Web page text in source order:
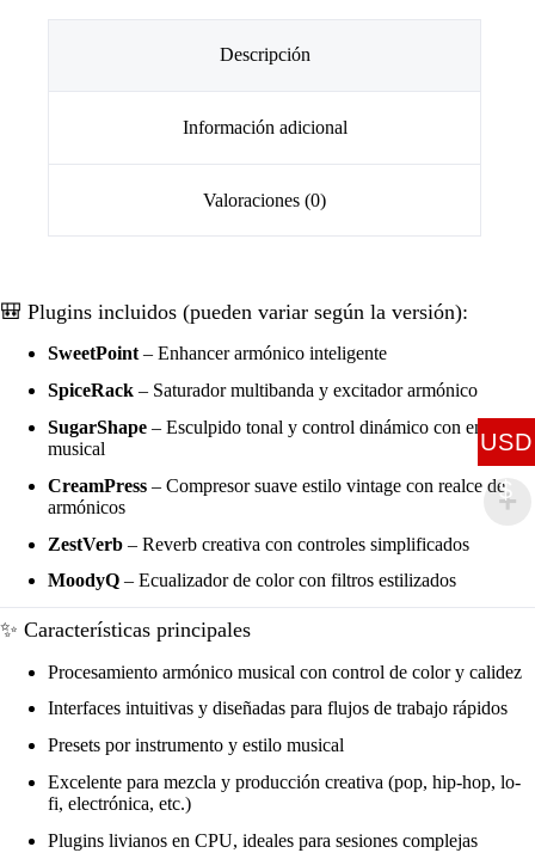
Descripción
Información adicional
Valoraciones (0)
🎒 Plugins incluidos (pueden variar según la versión):
SweetPoint– Enhancer armónico inteligente
SpiceRack – Saturador multibanda y excitador armónico
SugarShape – Esculpido tonal y control dinámico con enfoque
musical
CreamPress – Compresor suave estilo vintage con realce de
armónicos
ZestVerb – Reverb creativa con controles simplificados
MoodyQ – Ecualizador de color con filtros estilizados
✨ Características principales
Procesamiento armónico musical con control de color y calidez
Interfaces intuitivas y diseñadas para flujos de trabajo rápidos
Presets por instrumento y estilo musical
Excelente para mezcla y producción creativa (pop, hip-hop, lo-
fi, electrónica, etc.)
Plugins livianos en CPU, ideales para sesiones complejas
USD
$